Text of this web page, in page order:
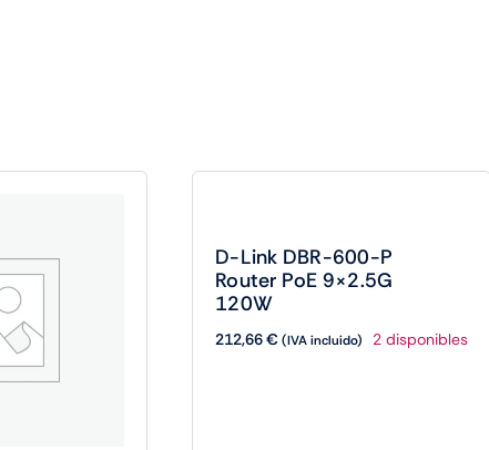
D-Link DBR-600-P
Router PoE 9×2.5G
120W
212,66€(IVA incluido) 2 disponibles